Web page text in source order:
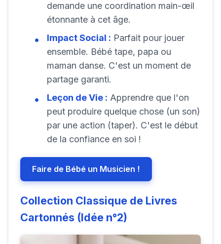
demande une coordination main-œil
étonnante à cet âge.
Impact Social : Parfait pour jouer
ensemble. Bébé tape, papa ou
maman danse. C'est un moment de
partage garanti.
Leçon de Vie : Apprendre que l'on
peut produire quelque chose (un son)
par une action (taper). C'est le début
de la confiance en soi !
Faire de Bébé un Musicien !
Collection Classique de Livres
Cartonnés (Idée n°2)